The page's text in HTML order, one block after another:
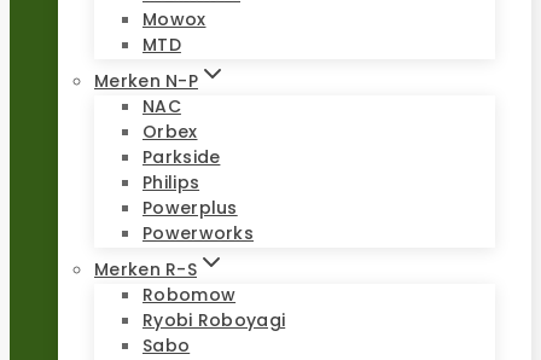
Mowox
MTD
Merken N-P
NAC
Orbex
Parkside
Philips
Powerplus
Powerworks
Merken R-S
Robomow
Ryobi Roboyagi
Sabo